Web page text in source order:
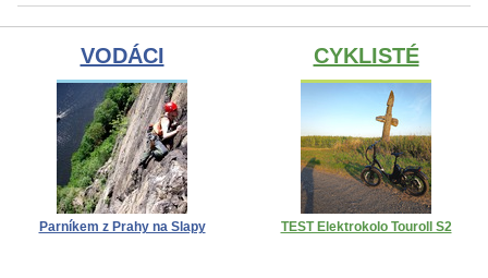
VODÁCI
Parníkem z Prahy na Slapy
CYKLISTÉ
TEST Elektrokolo Touroll S2